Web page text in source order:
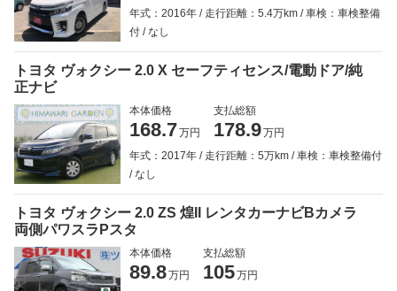
年式：2016年
走行距離：5.4万km
車検：車検整備
付
なし
トヨタ ヴォクシー 2.0 X セーフティセンス/電動ドア/純
正ナビ
本体価格
168.7万円
支払総額
178.9万円
年式：2017年
走行距離：5万km
車検：車検整備付
なし
トヨタ ヴォクシー 2.0 ZS 煌II レンタカーナビBカメラ
両側パワスラPスタ
本体価格
89.8万円
支払総額
105万円